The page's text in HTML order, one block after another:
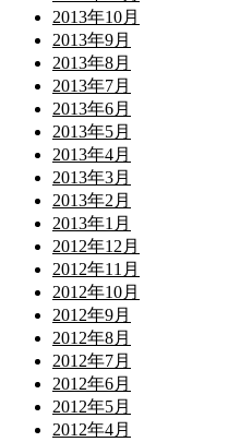
2013年10月
2013年9月
2013年8月
2013年7月
2013年6月
2013年5月
2013年4月
2013年3月
2013年2月
2013年1月
2012年12月
2012年11月
2012年10月
2012年9月
2012年8月
2012年7月
2012年6月
2012年5月
2012年4月